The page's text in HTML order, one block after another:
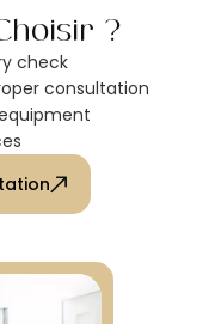
?
check
consultation